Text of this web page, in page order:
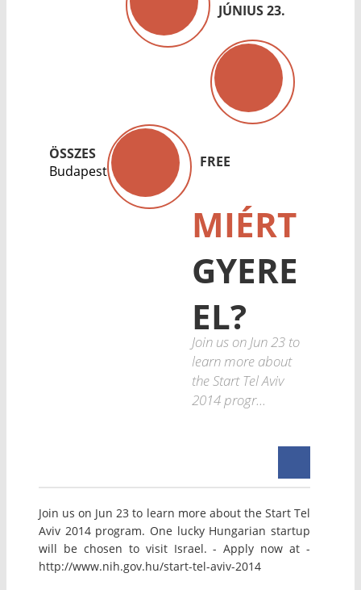
JÚNIUS 23.
ÖSSZES
Budapest
FREE
MIÉRT
GYERE
EL?
Join us on Jun 23 to
learn more about
the Start Tel Aviv
2014 progr...
Join us on Jun 23 to learn more about the Start Tel
Aviv 2014 program. One lucky Hungarian startup
will be chosen to visit Israel. - Apply now at -
http://www.nih.gov.hu/start-tel-aviv-2014